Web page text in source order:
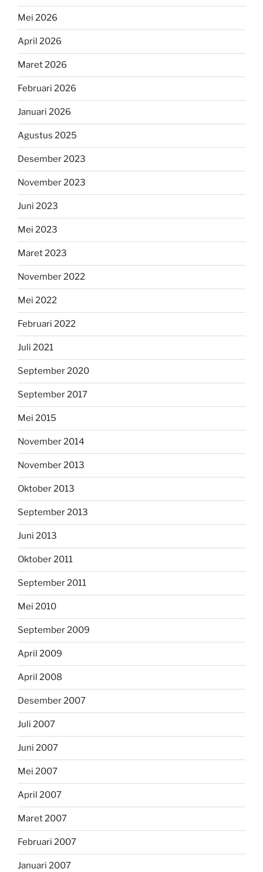
Mei 2026
April 2026
Maret 2026
Februari 2026
Januari 2026
Agustus 2025
Desember 2023
November 2023
Juni 2023
Mei 2023
Maret 2023
November 2022
Mei 2022
Februari 2022
Juli 2021
September 2020
September 2017
Mei 2015
November 2014
November 2013
Oktober 2013
September 2013
Juni 2013
Oktober 2011
September 2011
Mei 2010
September 2009
April 2009
April 2008
Desember 2007
Juli 2007
Juni 2007
Mei 2007
April 2007
Maret 2007
Februari 2007
Januari 2007